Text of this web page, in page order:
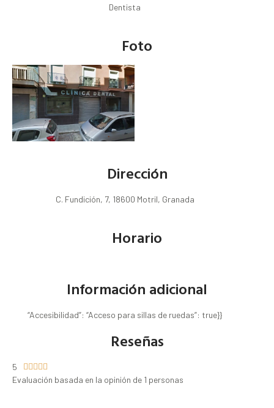
Dentista
Foto
Dirección
C. Fundición, 7, 18600 Motril, Granada
Horario
Información adicional
“Accesibilidad”: “Acceso para sillas de ruedas”: true}}
Reseñas
5     
Evaluación basada en la opinión de 1 personas